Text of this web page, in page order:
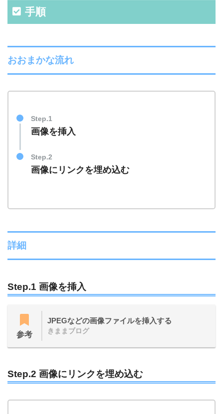
手順
おおまかな流れ
Step.1
画像を挿入
Step.2
画像にリンクを埋め込む
詳細
Step.1 画像を挿入
参考
JPEGなどの画像ファイルを挿入する
きままブログ
Step.2 画像にリンクを埋め込む